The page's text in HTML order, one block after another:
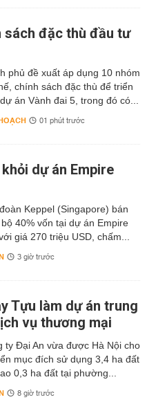
sách đặc thù đầu tư
phủ đề xuất áp dụng 10 nhóm
chính sách đặc thù để triển
án Vành đai 5, trong đó có...
01 phút trước
dự án Empire
Keppel (Singapore) bán
40% vốn tại dự án Empire
giá 270 triệu USD, chấm...
3 giờ trước
Tựu làm dự án trung
vụ thương mại
ty Đại An vừa được Hà Nội cho
mục đích sử dụng 3,4 ha đất
0,3 ha đất tại phường...
8 giờ trước